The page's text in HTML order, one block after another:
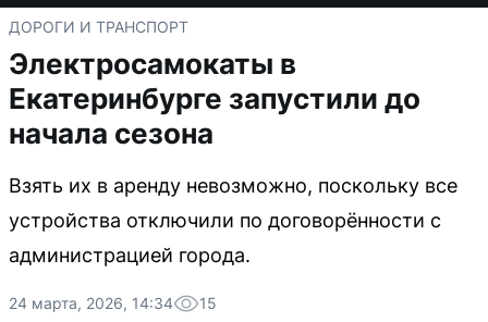
ДОРОГИ И ТРАНСПОРТ
Электросамокаты в
Екатеринбурге запустили до
начала сезона
Взять их в аренду невозможно, поскольку все
устройства отключили по договорённости с
администрацией города.
24 марта, 2026, 14:34 15